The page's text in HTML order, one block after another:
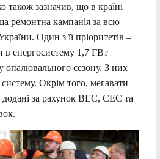
також зазначив, що в країні
ремонтна кампанія за всю
Один з її пріоритетів –
в енергосистему 1,7 ГВт
опалювального сезону. З них
Окрім того, мегавати
додані за рахунок ВЕС, СЕС та